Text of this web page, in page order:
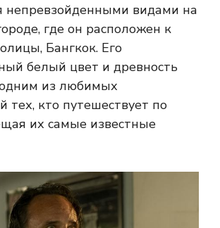
непревзойденными видами на
где он расположен к
Бангкок. Его
белый цвет и древность
из любимых
тех, кто путешествует по
их самые известные